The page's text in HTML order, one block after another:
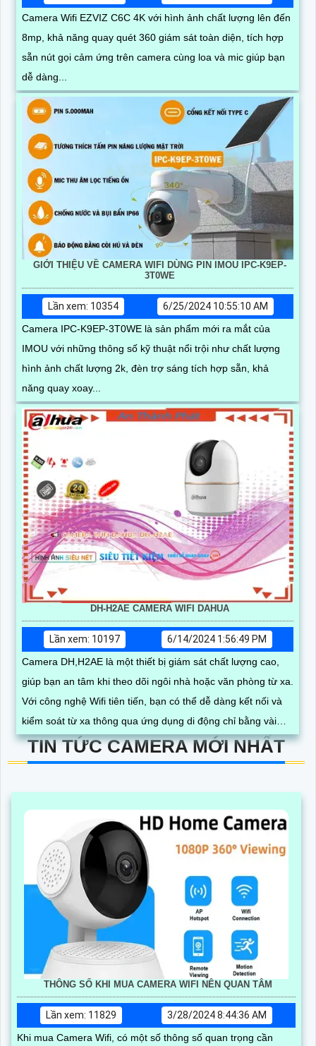
Camera Wifi EZVIZ C6C 4K với hình ảnh chất lượng lên đến
8mp, khả năng quay quét 360 giám sát toàn diện, tích hợp
sẵn nút gọi cảm ứng trên camera cùng loa và mic giúp bạn
dễ dàng...
GIỚI THIỆU VỀ CAMERA WIFI DÙNG PIN IMOU IPC-K9EP-
3T0WE
Lần xem: 10354
6/25/2024 10:55:10 AM
Camera IPC-K9EP-3T0WE là sản phẩm mới ra mắt của
IMOU với những thông số kỹ thuật nổi trội như chất lượng
hình ảnh chất lượng 2k, đèn trợ sáng tích hợp sẵn, khả
năng quay xoay...
DH-H2AE CAMERA WIFI DAHUA
Lần xem: 10197
6/14/2024 1:56:49 PM
Camera DH,H2AE là một thiết bị giám sát chất lượng cao,
giúp bạn an tâm khi theo dõi ngôi nhà hoặc văn phòng từ xa.
Với công nghệ Wifi tiên tiến, bạn có thể dễ dàng kết nối và
kiểm soát từ xa thông qua ứng dụng di động chỉ bằng vài
thao tác đơn giản
TIN TỨC CAMERA MỚI NHẤT
THÔNG SỐ KHI MUA CAMERA WIFI NÊN QUAN TÂM
Lần xem: 11829
3/28/2024 8:44:36 AM
Khi mua Camera Wifi, có một số thông số quan trọng cần